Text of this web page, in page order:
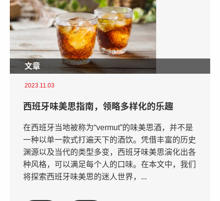
文章
2023.11.03
西班牙味美思指南，领略多样化的乐趣
在西班牙当地被称为“vermut”的味美思酒，并不是
一种以单一款式打遍天下的酒饮。凭借丰富的历史
渊源以及当代的类型多变，西班牙味美思演化出各
种风格，可以满足每个人的口味。在本文中，我们
将探索西班牙味美思的迷人世界，...